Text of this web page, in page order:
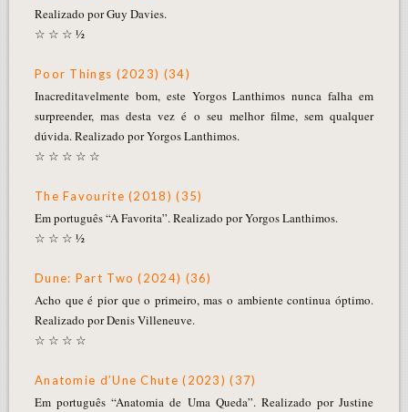
Realizado por Guy Davies.
☆ ☆ ☆ ½
Poor Things (2023) (34)
Inacreditavelmente bom, este Yorgos Lanthimos nunca falha em
surpreender, mas desta vez é o seu melhor filme, sem qualquer
dúvida. Realizado por Yorgos Lanthimos.
☆ ☆ ☆ ☆ ☆
The Favourite (2018) (35)
Em português “A Favorita”. Realizado por Yorgos Lanthimos.
☆ ☆ ☆ ½
Dune: Part Two (2024) (36)
Acho que é pior que o primeiro, mas o ambiente continua óptimo.
Realizado por Denis Villeneuve.
☆ ☆ ☆ ☆
Anatomie d’Une Chute (2023) (37)
Em português “Anatomia de Uma Queda”. Realizado por Justine